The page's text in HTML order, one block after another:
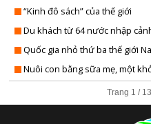
“Kinh đô sách” của thế giới
Du khách từ 64 nước nhập
Quốc gia nhỏ thứ ba thế giới
Nuôi con bằng sữa mẹ, một
Trang 1 /